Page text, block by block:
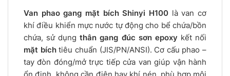
Van phao gang mặt bích Shinyi H100 là van cơ
khí điều khiển mực nước tự động cho bể chứa/bồn
chứa, sử dụngthân gang đúc sơn epoxy kết nối
mặt bíchtiêu chuẩn (JIS/PN/ANSI). Cơ cấu phao –
tay đòn đóng/mở trực tiếp cửa van giúp vận hành
ổn định, không cần điện hay khí nén, phù hợp môi